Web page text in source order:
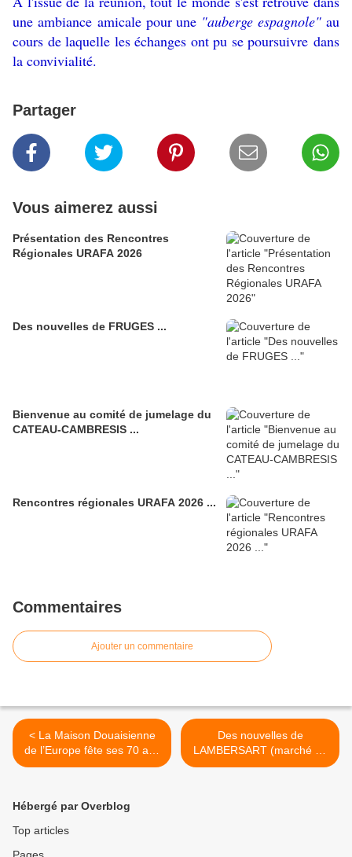
une ambiance amicale pour une "auberge espagnole" au
cours de laquelle les échanges ont pu se poursuivre dans
la convivialité.
Partager
Vous aimerez aussi
Présentation des Rencontres
Régionales URAFA 2026
Des nouvelles de FRUGES ...
Bienvenue au comité de jumelage du
CATEAU-CAMBRESIS ...
Rencontres régionales URAFA 2026 ...
Commentaires
Ajouter un commentaire
< La Maison Douaisienne
de l’Europe fête ses 70 ans
!
Des nouvelles de
LAMBERSART (marché de
Noël AACHEN) ... >
Hébergé par Overblog
Top articles